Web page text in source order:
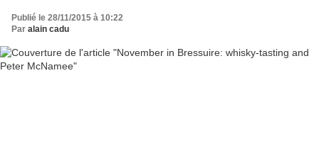
Publié le 28/11/2015 à 10:22
Par alain cadu